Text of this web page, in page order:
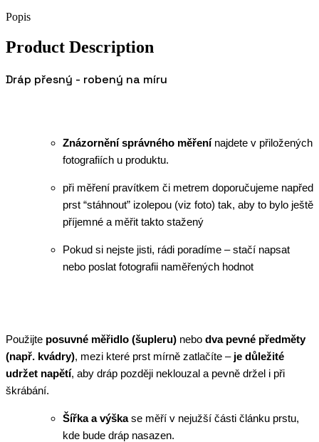
Popis
Product Description
Dráp přesný - robený na míru
Znázornění správného měřenínajdete v přiložených
fotografiích u produktu.
při měření pravítkem či metrem doporučujeme napřed
prst “stáhnout” izolepou (viz foto) tak, aby to bylo ještě
příjemné a měřit takto stažený
Pokud si nejste jisti, rádi poradíme – stačí napsat
nebo poslat fotografii naměřených hodnot
Použijte posuvné měřidlo (šupleru) nebo dva pevné předměty
(např. kvádry), mezi které prst mírně zatlačíte – je důležité
udržet napětí, aby dráp později neklouzal a pevně držel i při
škrábání.
Šířka a výškase měří v nejužší části článku prstu,
kde bude dráp nasazen.